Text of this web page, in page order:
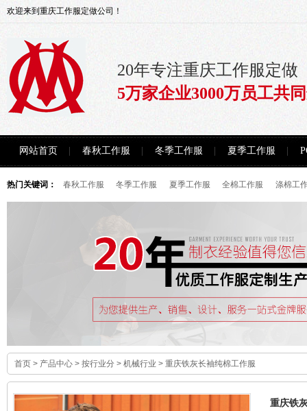
欢迎来到重庆工作服定做公司！
20年专注重庆工作服定做
5万家企业3000万员工共
网站首页 春秋工作服 冬季工作服 夏季工作服
热门关键词： 春秋工作服 冬季工作服 夏季工作服 全棉工作服 涤棉工
首页 > 产品中心 > 按行业分 > 机械行业 > 重庆铁灰长袖纯棉工作服
重庆铁